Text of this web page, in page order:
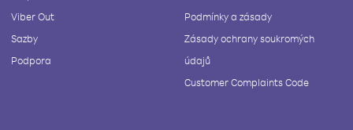
Viber Out
Sazby
Podpora
Podmínky a zásady
Zásady ochrany soukromých
údajů
Customer Complaints Code